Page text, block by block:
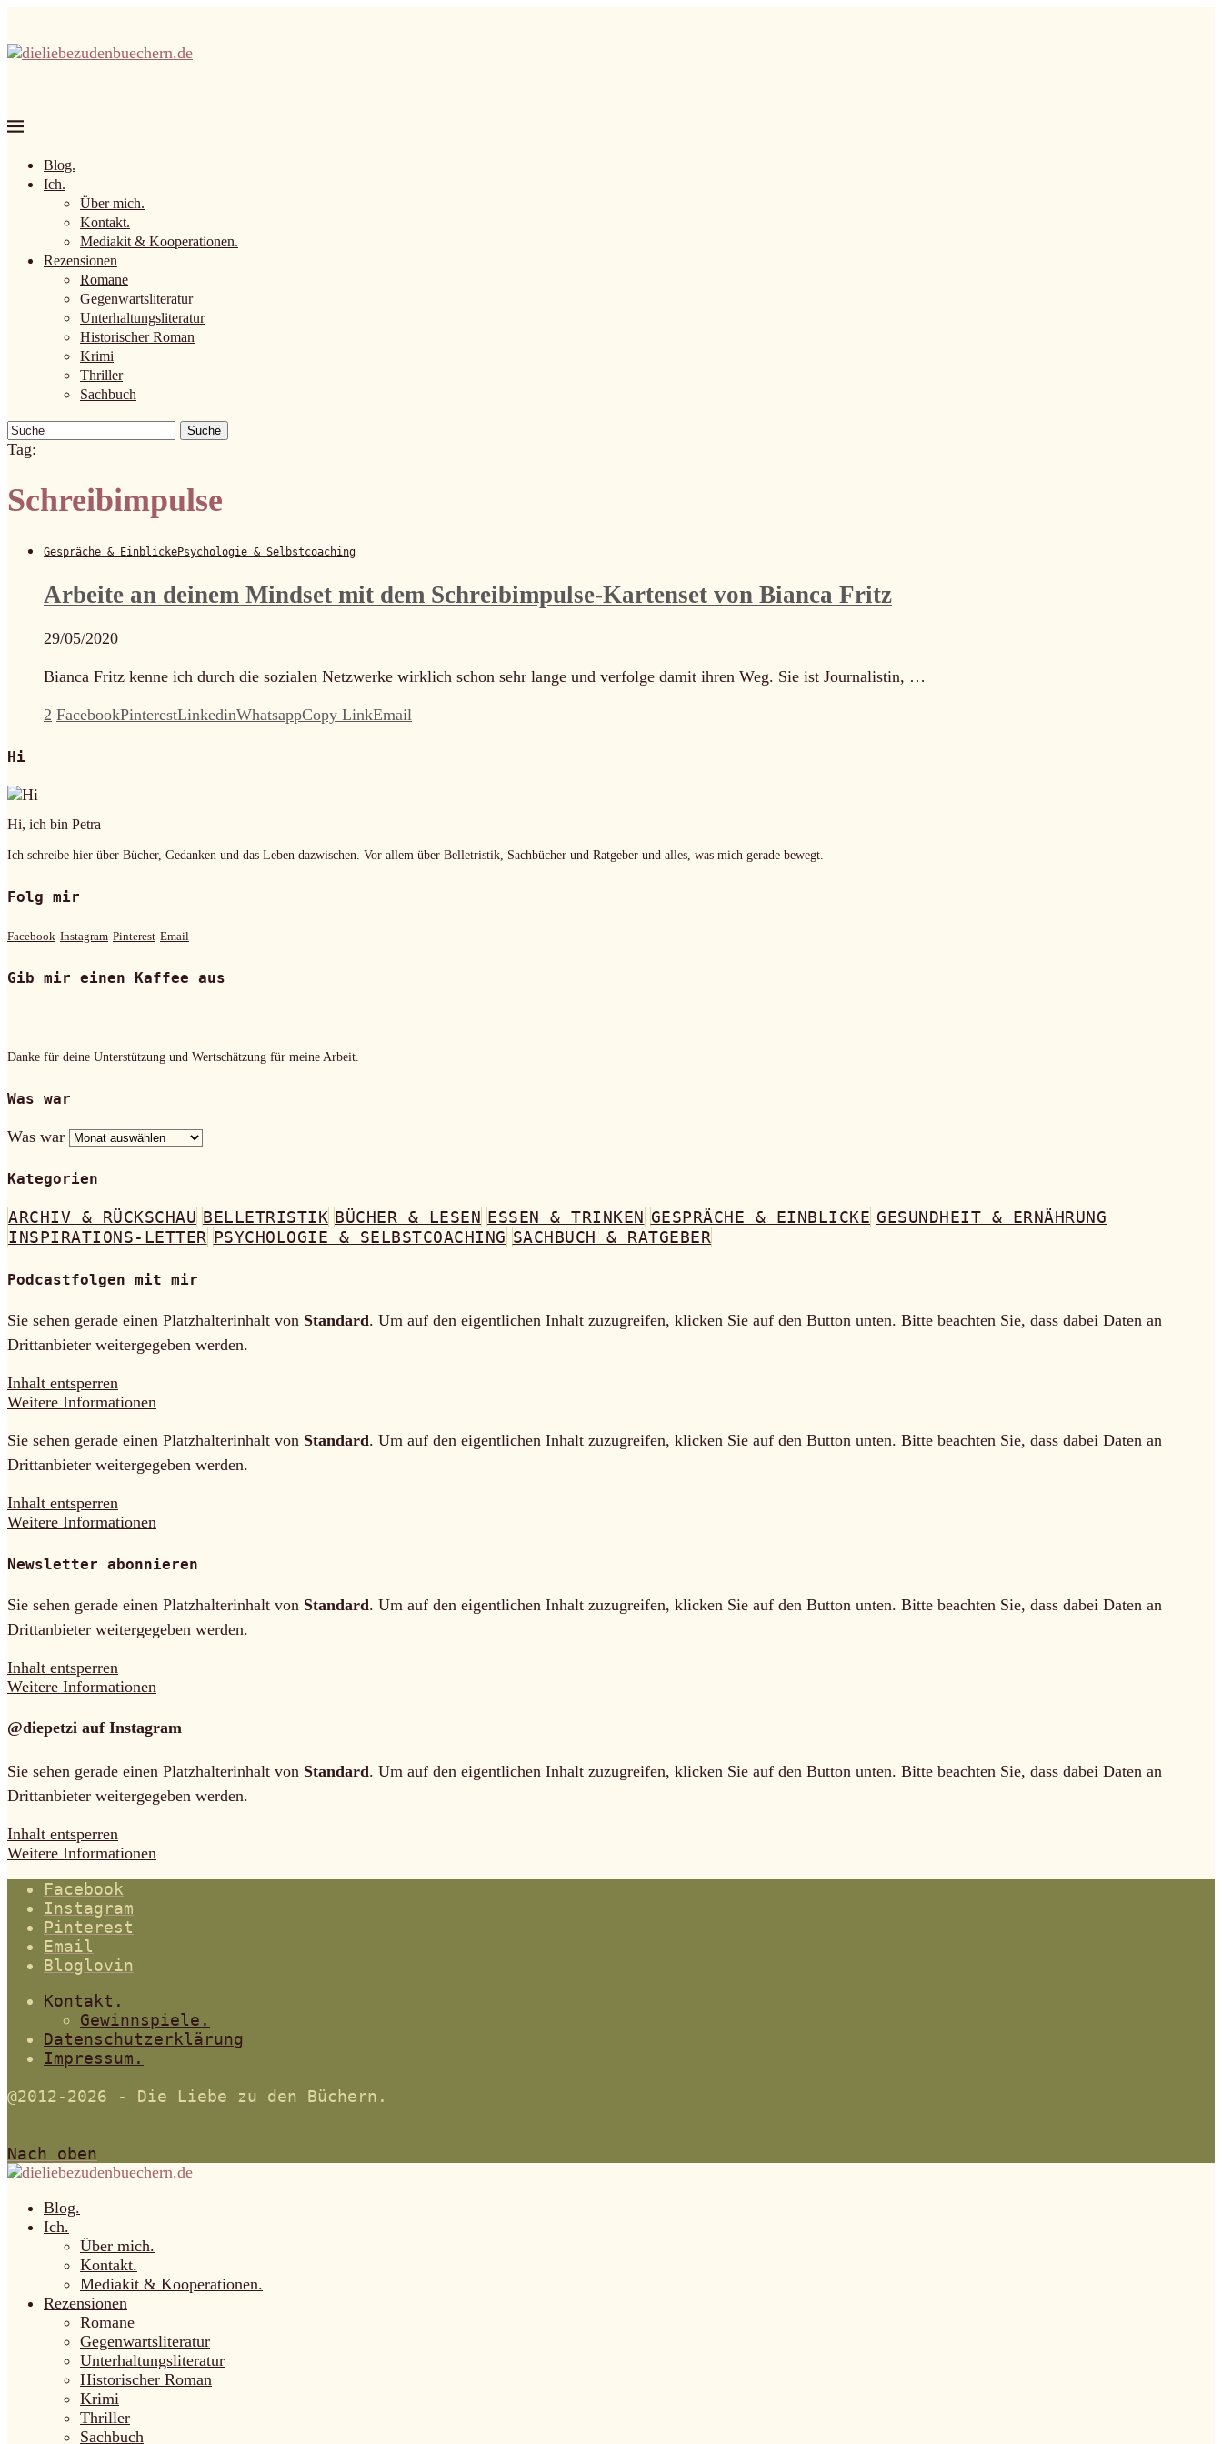
Blog.
Ich.
Über mich.
Kontakt.
Mediakit & Kooperationen.
Rezensionen
Romane
Gegenwartsliteratur
Unterhaltungsliteratur
Historischer Roman
Krimi
Thriller
Sachbuch
Suche
Tag:
Schreibimpulse
Gespräche & EinblickePsychologie & Selbstcoaching
Arbeite an deinem Mindset mit dem Schreibimpulse-Kartenset von Bianca Fritz
29/05/2020
Bianca Fritz kenne ich durch die sozialen Netzwerke wirklich schon sehr lange und verfolge damit ihren Weg. Sie ist Journalistin, …
2 FacebookPinterestLinkedinWhatsappCopy LinkEmail
Hi
Hi, ich bin Petra
Ich schreibe hier über Bücher, Gedanken und das Leben dazwischen. Vor allem über Belletristik, Sachbücher und Ratgeber und alles, was mich gerade bewegt.
Folg mir
Facebook Instagram Pinterest Email
Gib mir einen Kaffee aus
Danke für deine Unterstützung und Wertschätzung für meine Arbeit.
Was war
Was war
Kategorien
ARCHIV & RÜCKSCHAU BELLETRISTIK BÜCHER & LESEN ESSEN & TRINKEN GESPRÄCHE & EINBLICKE GESUNDHEIT & ERNÄHRUNG
INSPIRATIONS-LETTER PSYCHOLOGIE & SELBSTCOACHING SACHBUCH & RATGEBER
Podcastfolgen mit mir
Sie sehen gerade einen Platzhalterinhalt von Standard. Um auf den eigentlichen Inhalt zuzugreifen, klicken Sie auf den Button unten. Bitte beachten Sie, dass dabei Daten an
Drittanbieter weitergegeben werden.
Inhalt entsperren
Weitere Informationen
Sie sehen gerade einen Platzhalterinhalt von Standard. Um auf den eigentlichen Inhalt zuzugreifen, klicken Sie auf den Button unten. Bitte beachten Sie, dass dabei Daten an
Drittanbieter weitergegeben werden.
Inhalt entsperren
Weitere Informationen
Newsletter abonnieren
Sie sehen gerade einen Platzhalterinhalt von Standard. Um auf den eigentlichen Inhalt zuzugreifen, klicken Sie auf den Button unten. Bitte beachten Sie, dass dabei Daten an
Drittanbieter weitergegeben werden.
Inhalt entsperren
Weitere Informationen
@diepetzi auf Instagram
Sie sehen gerade einen Platzhalterinhalt von Standard. Um auf den eigentlichen Inhalt zuzugreifen, klicken Sie auf den Button unten. Bitte beachten Sie, dass dabei Daten an
Drittanbieter weitergegeben werden.
Inhalt entsperren
Weitere Informationen
Facebook
Instagram
Pinterest
Email
Bloglovin
Kontakt.
Gewinnspiele.
Datenschutzerklärung
Impressum.
@2012-2026 - Die Liebe zu den Büchern.
Nach oben
Blog.
Ich.
Über mich.
Kontakt.
Mediakit & Kooperationen.
Rezensionen
Romane
Gegenwartsliteratur
Unterhaltungsliteratur
Historischer Roman
Krimi
Thriller
Sachbuch